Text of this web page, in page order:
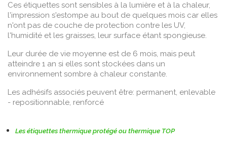
Ces étiquettes sont sensibles à la lumière et à la chaleur,
l'impression s'estompe au bout de quelques mois car elles
n'ont pas de couche de protection contre les UV,
l'humidité et les graisses, leur surface étant spongieuse.
Leur durée de vie moyenne est de 6 mois, mais peut
atteindre 1 an si elles sont stockées dans un
environnement sombre à chaleur constante.
Les adhésifs associés peuvent être: permanent, enlevable
- repositionnable, renforcé
Les étiquettes thermique protégé ou thermique TOP